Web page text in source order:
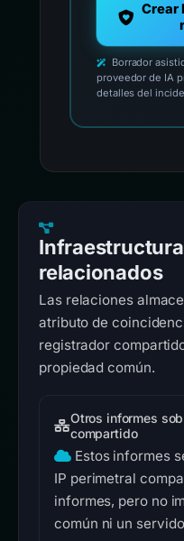
Crear
Borrador
proveedor de IA
detalles del
relacionados
Las relaciones
atributo de
registrador
propiedad común.
Otros informes
compartido
Estos informes
IP perimetral
informes, pero no
común ni un